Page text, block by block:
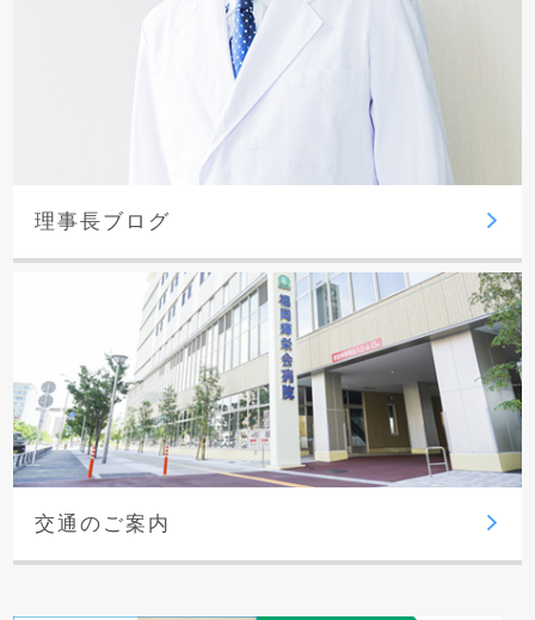
理事長ブログ
交通のご案内